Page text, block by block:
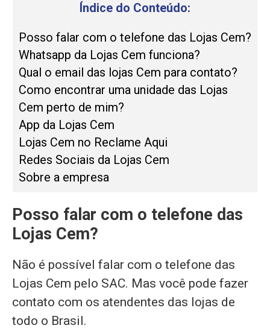
Índice do Conteúdo:
Posso falar com o telefone das Lojas Cem?
Whatsapp da Lojas Cem funciona?
Qual o email das lojas Cem para contato?
Como encontrar uma unidade das Lojas
Cem perto de mim?
App da Lojas Cem
Lojas Cem no Reclame Aqui
Redes Sociais da Lojas Cem
Sobre a empresa
Posso falar com o telefone das
Lojas Cem?
Não é possível falar com o telefone das
Lojas Cem pelo SAC. Mas você pode fazer
contato com os atendentes das lojas de
todo o Brasil.